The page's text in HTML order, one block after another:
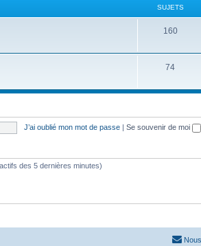
SUJETS
160
74
J’ai oublié mon mot de passe | Se souvenir de moi
des 5 dernières minutes)